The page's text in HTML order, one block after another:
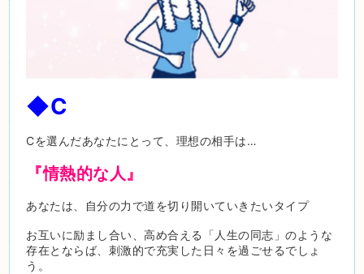
◆C
Cを選んだあなたにとって、理想の相手は…
『情熱的な人』
あなたは、自分の力で道を切り開いていきたいタイプ
お互いに励まし合い、高め合える「人生の同志」のような
存在とならば、刺激的で充実した日々を過ごせるでしょ
う。